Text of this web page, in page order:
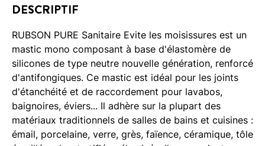
DESCRIPTIF
RUBSON PURE Sanitaire Evite les moisissures est un
mastic mono composant à base d'élastomère de
silicones de type neutre nouvelle génération, renforcé
d'antifongiques. Ce mastic est idéal pour les joints
d'étanchéité et de raccordement pour lavabos,
baignoires, éviers... Il adhère sur la plupart des
matériaux traditionnels de salles de bains et cuisines :
émail, porcelaine, verre, grès, faïence, céramique, tôle